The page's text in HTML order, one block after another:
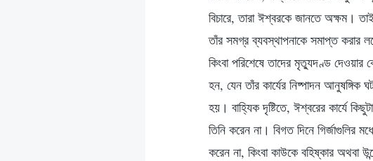
বিচারে, তারা ঈশ্বরকে জানতে অক্ষম।
তাঁর সমগ্র ব্যবস্থাপনাকে সমাপ্ত করার
কিংবা পরিশেষে তাদের মৃত্যুদণ্ড
হন, যেন তাঁর কার্যের নিষ্পাদন
হয়। বাহ্যিক দৃষ্টিতে, ঈশ্বরের কার্যে
তিনি করেন না। বিগত দিনে
করেন না, কিংবা কাউকে বহিষ্কার অথবা